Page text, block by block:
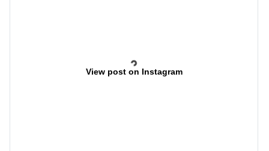
View post on Instagram